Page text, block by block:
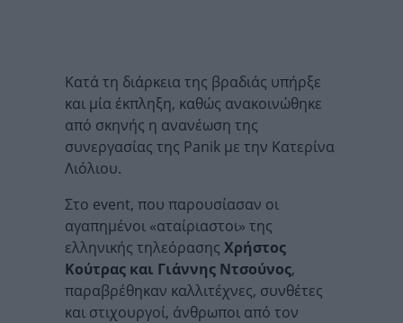
Κατά τη διάρκεια της βραδιάς υπήρξε
και μία έκπληξη, καθώς ανακοινώθηκε
από σκηνής η ανανέωση της
συνεργασίας της Panik με την Κατερίνα
Λιόλιου.
Στο event, που παρουσίασαν οι
αγαπημένοι «αταίριαστοι» της
ελληνικής τηλεόρασης Χρήστος
Κούτρας και Γιάννης Ντσούνος,
παραβρέθηκαν καλλιτέχνες, συνθέτες
και στιχουργοί, άνθρωποι από τον